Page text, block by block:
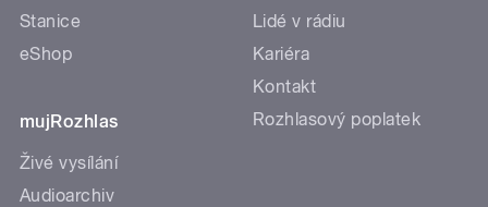
Stanice
eShop
mujRozhlas
Živé vysílání
Audioarchiv
Lidé v rádiu
Kariéra
Kontakt
Rozhlasový poplatek